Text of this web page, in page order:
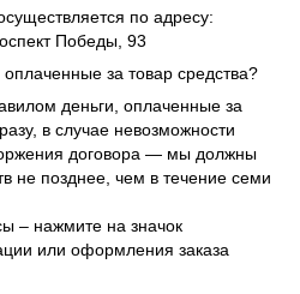
по адресу:
Победы, 93
за товар средства?
деньги, оплаченные за
в случае невозможности
договора — мы должны
не позднее, чем в течение семи
– нажмите на значок
или оформления заказа